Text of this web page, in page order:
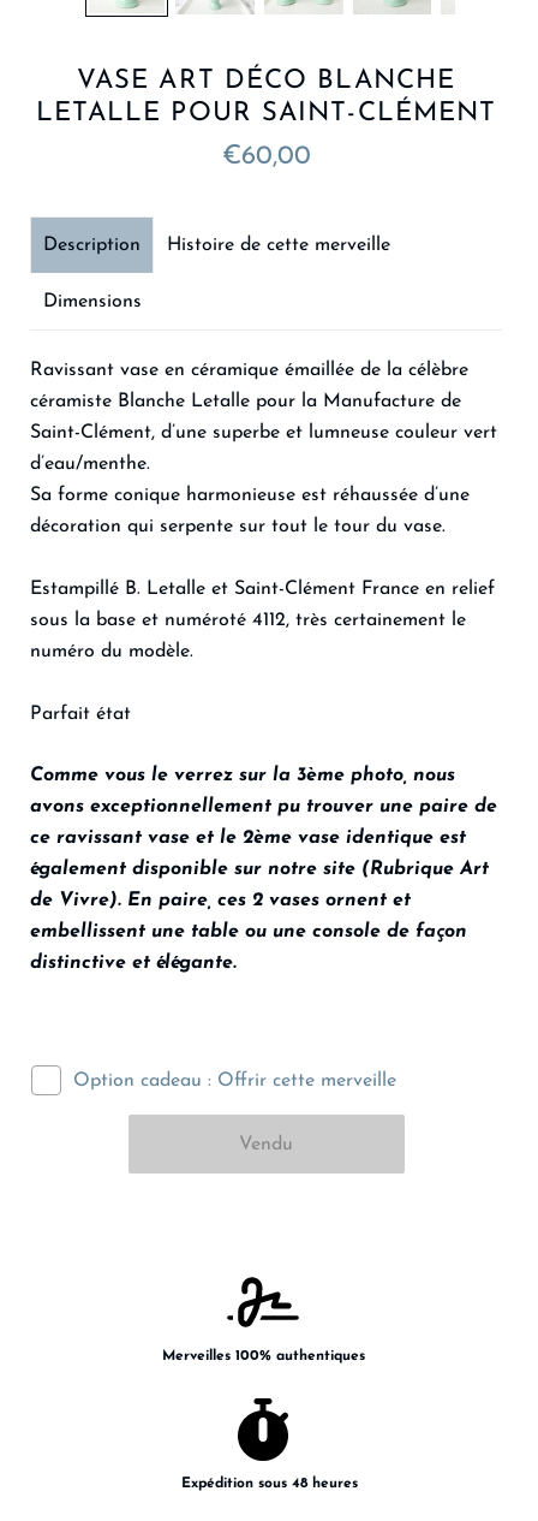
VASE ART DÉCO BLANCHE
LETALLE POUR SAINT-CLÉMENT
€60,00
Description
Ravissant vase en céramique émaillée de la célèbre
céramiste Blanche Letalle pour la Manufacture de
Saint-Clément, d’une superbe et lumneuse couleur vert
d’eau/menthe.
Sa forme conique harmonieuse est réhaussée d’une
décoration qui serpente sur tout le tour du vase.
Estampillé B. Letalle et Saint-Clément France en relief
sous la base et numéroté 4112, très certainement le
numéro du modèle.
Parfait état
Comme vous le verrez sur la 3ème photo, nous
avons exceptionnellement pu trouver une paire de
ce ravissant vase et le 2ème vase identique est
également disponible sur notre site (Rubrique Art
de Vivre). En paire, ces 2 vases ornent et
embellissent une table ou une console de façon
distinctive et élégante.
Histoire de cette merveille
Dimensions
Option cadeau : Offrir cette merveille
Merveilles 100% authentiques
Expédition sous 48 heures